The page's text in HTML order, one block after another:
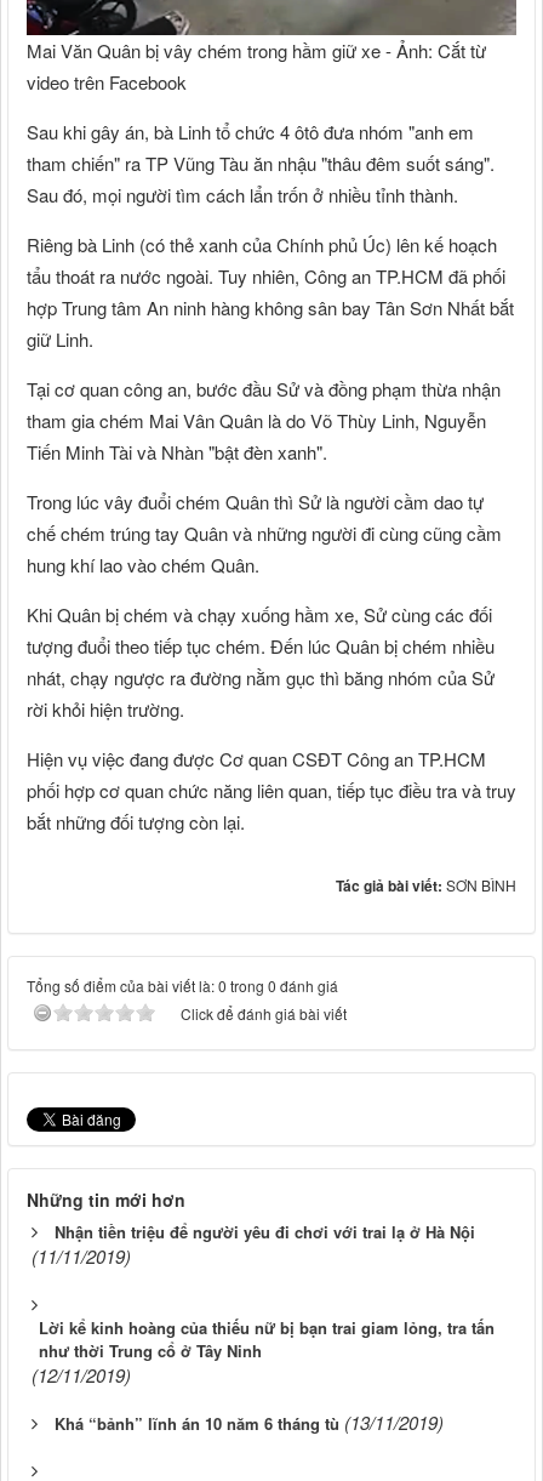
Mai Văn Quân bị vây chém trong hầm giữ xe - Ảnh: Cắt từ
video trên Facebook
Sau khi gây án, bà Linh tổ chức 4 ôtô đưa nhóm "anh em
tham chiến" ra TP Vũng Tàu ăn nhậu "thâu đêm suốt sáng".
Sau đó, mọi người tìm cách lẩn trốn ở nhiều tỉnh thành.
Riêng bà Linh (có thẻ xanh của Chính phủ Úc) lên kế hoạch
tẩu thoát ra nước ngoài. Tuy nhiên, Công an TP.HCM đã phối
hợp Trung tâm An ninh hàng không sân bay Tân Sơn Nhất bắt
giữ Linh.
Tại cơ quan công an, bước đầu Sử và đồng phạm thừa nhận
tham gia chém Mai Vân Quân là do Võ Thùy Linh, Nguyễn
Tiến Minh Tài và Nhàn "bật đèn xanh".
Trong lúc vây đuổi chém Quân thì Sử là người cầm dao tự
chế chém trúng tay Quân và những người đi cùng cũng cầm
hung khí lao vào chém Quân.
Khi Quân bị chém và chạy xuống hầm xe, Sử cùng các đối
tượng đuổi theo tiếp tục chém. Đến lúc Quân bị chém nhiều
nhát, chạy ngược ra đường nằm gục thì băng nhóm của Sử
rời khỏi hiện trường.
Hiện vụ việc đang được Cơ quan CSĐT Công an TP.HCM
phối hợp cơ quan chức năng liên quan, tiếp tục điều tra và truy
bắt những đối tượng còn lại.
Tác giả bài viết: SƠN BÌNH
Tổng số điểm của bài viết là: 0 trong 0 đánh giá
Click để đánh giá bài viết
Những tin mới hơn
Nhận tiền triệu để người yêu đi chơi với trai lạ ở Hà Nội
(11/11/2019)
Lời kể kinh hoàng của thiếu nữ bị bạn trai giam lỏng, tra tấn
như thời Trung cổ ở Tây Ninh
(12/11/2019)
Khá “bảnh” lĩnh án 10 năm 6 tháng tù (13/11/2019)